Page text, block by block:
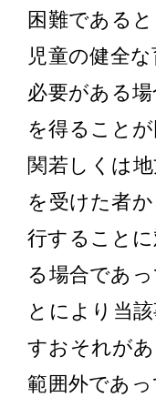
困難である
児童の健全
必要がある
を得ること
関若しくは
を受けた者
行すること
る場合であ
とにより当
すおそれが
範囲外であ